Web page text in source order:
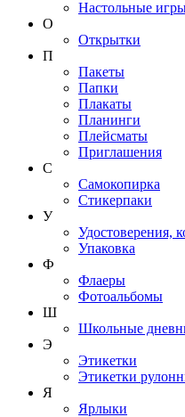
Настольные
О
Открытки
П
Пакеты
Папки
Плакаты
Планинги
Плейсматы
Приглашения
С
Самокопирка
Стикерпаки
У
Удостоверения,
Упаковка
Ф
Флаеры
Фотоальбомы
Ш
Школьные
Э
Этикетки
Этикетки
Я
Ярлыки